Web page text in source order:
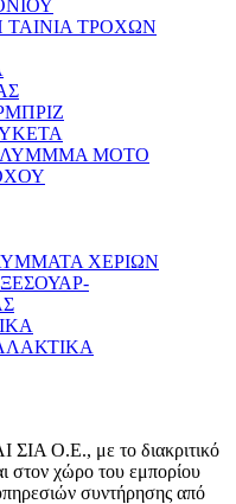
ΤΡΟΧΩΝ
ΜΟΤΟ
ΧΕΡΙΩΝ
Ο.Ε., με το διακριτικό
στον χώρο του εμπορίου
συντήρησης από